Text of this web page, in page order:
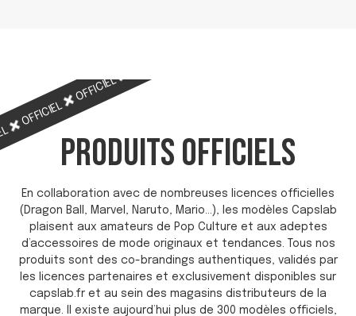
OFFICIEL
OFFICIEL
PRODUITS OFFICIELS
En collaboration avec de nombreuses licences officielles
(Dragon Ball, Marvel, Naruto, Mario…), les modèles Capslab
plaisent aux amateurs de Pop Culture et aux adeptes
d’accessoires de mode originaux et tendances. Tous nos
produits sont des co-brandings authentiques, validés par
les licences partenaires et exclusivement disponibles sur
capslab.fr et au sein des magasins distributeurs de la
marque. Il existe aujourd’hui plus de 300 modèles officiels,